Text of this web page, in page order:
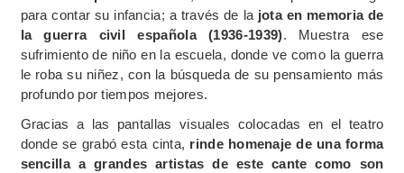
para contar su infancia; a través de la jota en memoria de
la guerra civil española (1936-1939). Muestra ese
sufrimiento de niño en la escuela, donde ve como la guerra
le roba su niñez, con la búsqueda de su pensamiento más
profundo por tiempos mejores.
Gracias a las pantallas visuales colocadas en el teatro
donde se grabó esta cinta, rinde homenaje de una forma
sencilla a grandes artistas de este cante como son